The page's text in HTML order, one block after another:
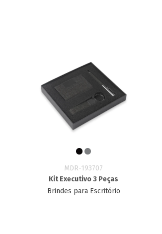
MDR-193707
Kit Executivo 3 Peças
Brindes para Escritório